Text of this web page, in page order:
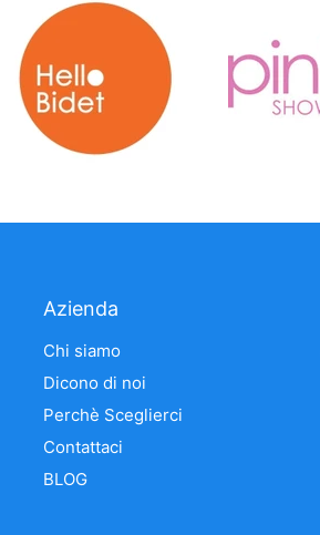
Azienda
Chi siamo
Dicono di noi
Perchè Sceglierci
Contattaci
BLOG